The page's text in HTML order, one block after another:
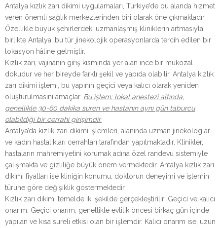
Antalya kızlık zarı dikimi uygulamaları, Türkiye’de bu alanda hizmet
veren önemli sağlık merkezlerinden biri olarak öne çıkmaktadır.
Özellikle büyük şehirlerdeki uzmanlaşmış kliniklerin artmasıyla
birlikte Antalya, bu tür jinekolojik operasyonlarda tercih edilen bir
lokasyon hâline gelmiştir.
Kızlık zarı, vajinanın giriş kısmında yer alan ince bir mukozal
dokudur ve her bireyde farklı şekil ve yapıda olabilir. Antalya kızlık
zarı dikimi işlemi, bu yapının geçici veya kalıcı olarak yeniden
oluşturulmasını amaçlar. Bu işlem; lokal anestezi altında,
genellikle 30-60 dakika süren ve hastanın aynı gün taburcu
olabildiği bir cerrahi girişimdir.
Antalya’da kızlık zarı dikimi işlemleri, alanında uzman jinekologlar
ve kadın hastalıkları cerrahları tarafından yapılmaktadır. Klinikler,
hastaların mahremiyetini korumak adına özel randevu sistemiyle
çalışmakta ve gizliliğe büyük önem vermektedir. Antalya kızlık zarı
dikimi fiyatları ise kliniğin konumu, doktorun deneyimi ve işlemin
türüne göre değişiklik göstermektedir.
Kızlık zarı dikimi temelde iki şekilde gerçekleştirilir: Geçici ve kalıcı
onarım. Geçici onarım, genellikle evlilik öncesi birkaç gün içinde
yapılan ve kısa süreli etkisi olan bir işlemdir. Kalıcı onarım ise, uzun